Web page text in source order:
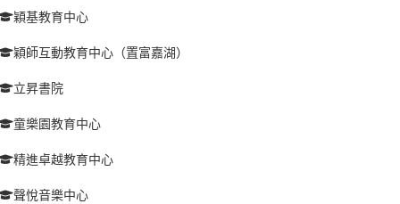
穎基教育中心
穎師互動教育中心（置富嘉湖）
立昇書院
童樂園教育中心
精進卓越教育中心
聲悅音樂中心